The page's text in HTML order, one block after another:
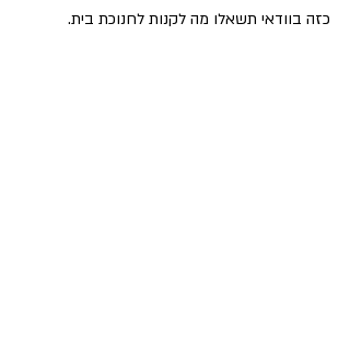
כזה בוודאי תשאלו מה לקנות לחנוכת בית.